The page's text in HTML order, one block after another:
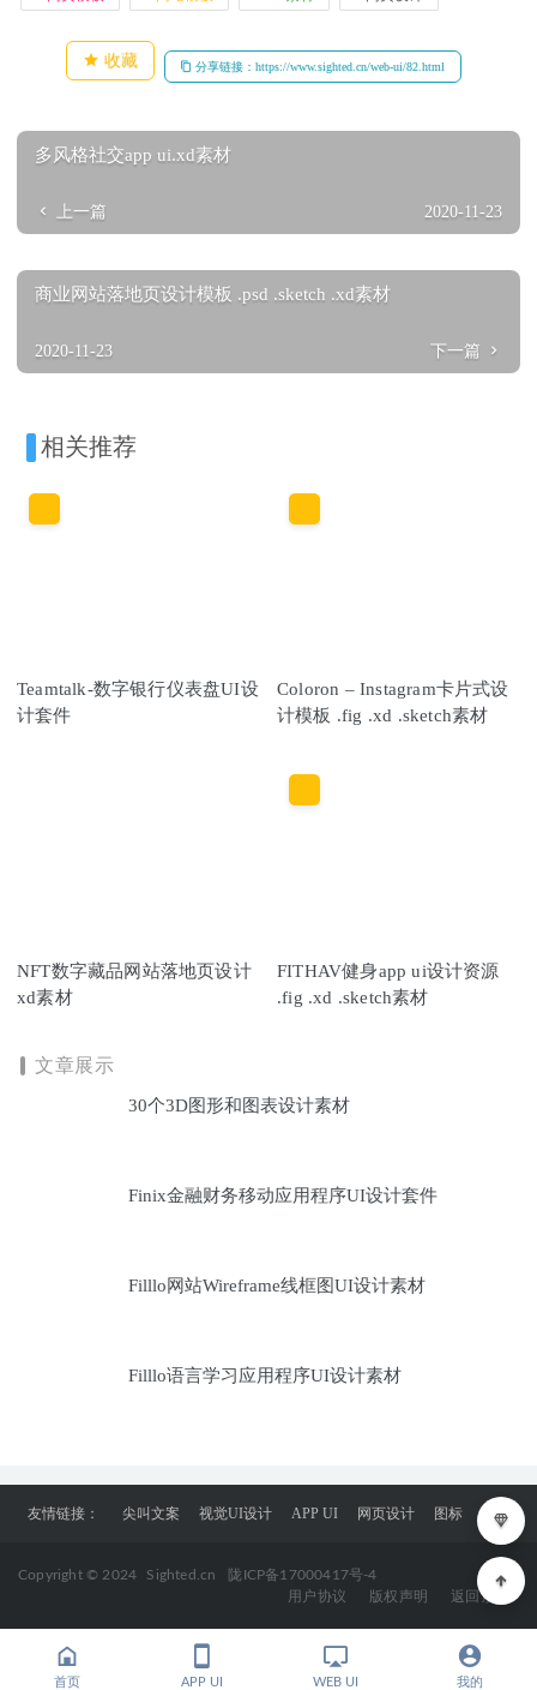
收藏 分享链接：https://www.sighted.cn/web-ui/82.html
多风格社交app ui.xd素材
上一篇 2020-11-23
商业网站落地页设计模板 .psd .sketch .xd素材
2020-11-23 下一篇
相关推荐
Teamtalk-数字银行仪表盘UI设
计套件
Coloron – Instagram卡片式设
计模板 .fig .xd .sketch素材
NFT数字藏品网站落地页设计
xd素材
FITHAV健身app ui设计资源
.fig .xd .sketch素材
文章展示
30个3D图形和图表设计素材
Finix金融财务移动应用程序UI设计套件
Filllo网站Wireframe线框图UI设计素材
Filllo语言学习应用程序UI设计素材
友情链接： 尖叫文案 视觉UI设计 APP UI 网页设计 图标
Copyright © 2024 Sighted.cn
陇ICP备17000417号-4
用户协议
版权声明 返回顶部
首页 APP UI WEB UI 我的